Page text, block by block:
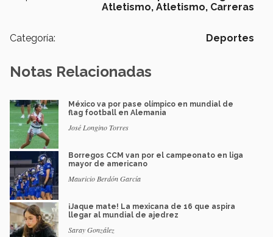
Atletismo, Atletismo, Carreras
Categoría: Deportes
Notas Relacionadas
México va por pase olímpico en mundial de
flag football en Alemania
José Longino Torres
Borregos CCM van por el campeonato en liga
mayor de americano
Mauricio Berdón García
¡Jaque mate! La mexicana de 16 que aspira
llegar al mundial de ajedrez
Saray González